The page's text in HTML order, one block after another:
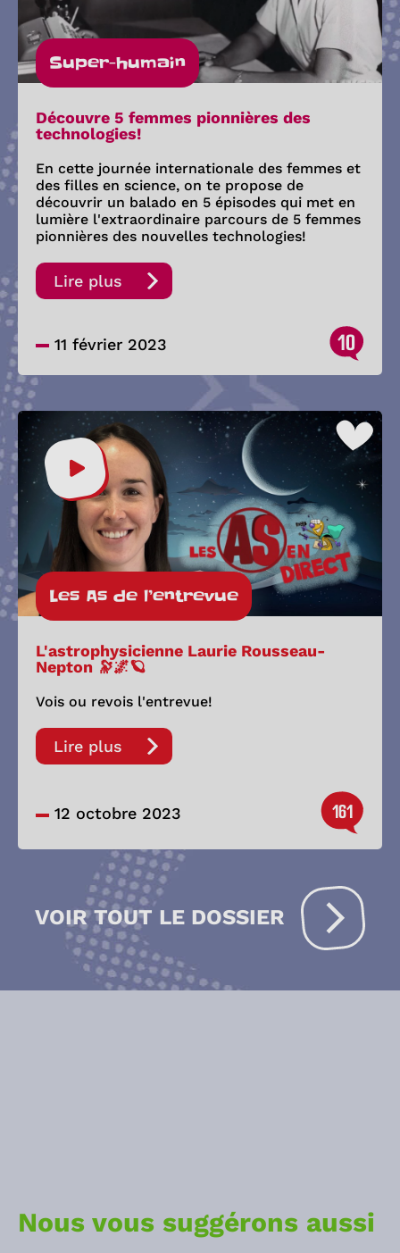
Super-humain
Découvre 5 femmes pionnières des
technologies!
En cette journée internationale des femmes et
des filles en science, on te propose de
découvrir un balado en 5 épisodes qui met en
lumière l'extraordinaire parcours de 5 femmes
pionnières des nouvelles technologies!
Lire plus
11 février 2023 10
Les As de l’entrevue
L'astrophysicienne Laurie Rousseau-
Nepton 🔭🌌🪐
Vois ou revois l'entrevue!
Lire plus
12 octobre 2023 161
VOIR TOUT LE DOSSIER
Nous vous suggérons aussi